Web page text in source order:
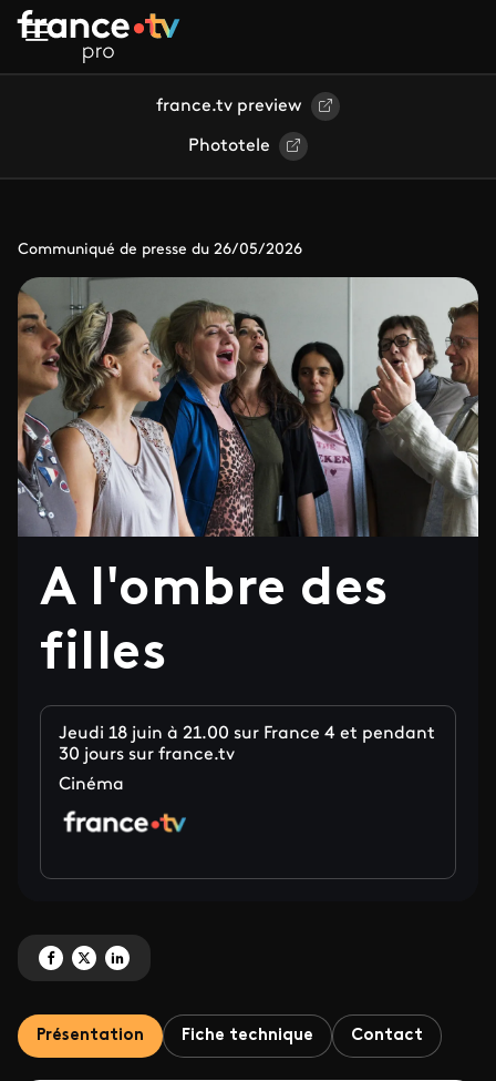
Aller au contenu principal
france.tv preview
Phototele
Communiqué de presse du 26/05/2026
A l'ombre des
filles
Jeudi 18 juin à 21.00 sur France 4 et pendant
30 jours sur france.tv
Cinéma
Partagez 'A l'ombre des filles ' sur Facebook
Partagez 'A l'ombre des filles ' sur X
Partagez 'A l'ombre des filles ' sur LinkedIn
Présentation Fiche technique Contact